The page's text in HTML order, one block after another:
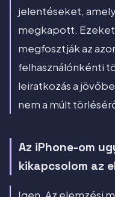
jelentéseket,
megkapott.
megfosztják az
felhasználónkénti
leiratkozás a
nem a múlt
Az iPhone-om
kikapcsolom az